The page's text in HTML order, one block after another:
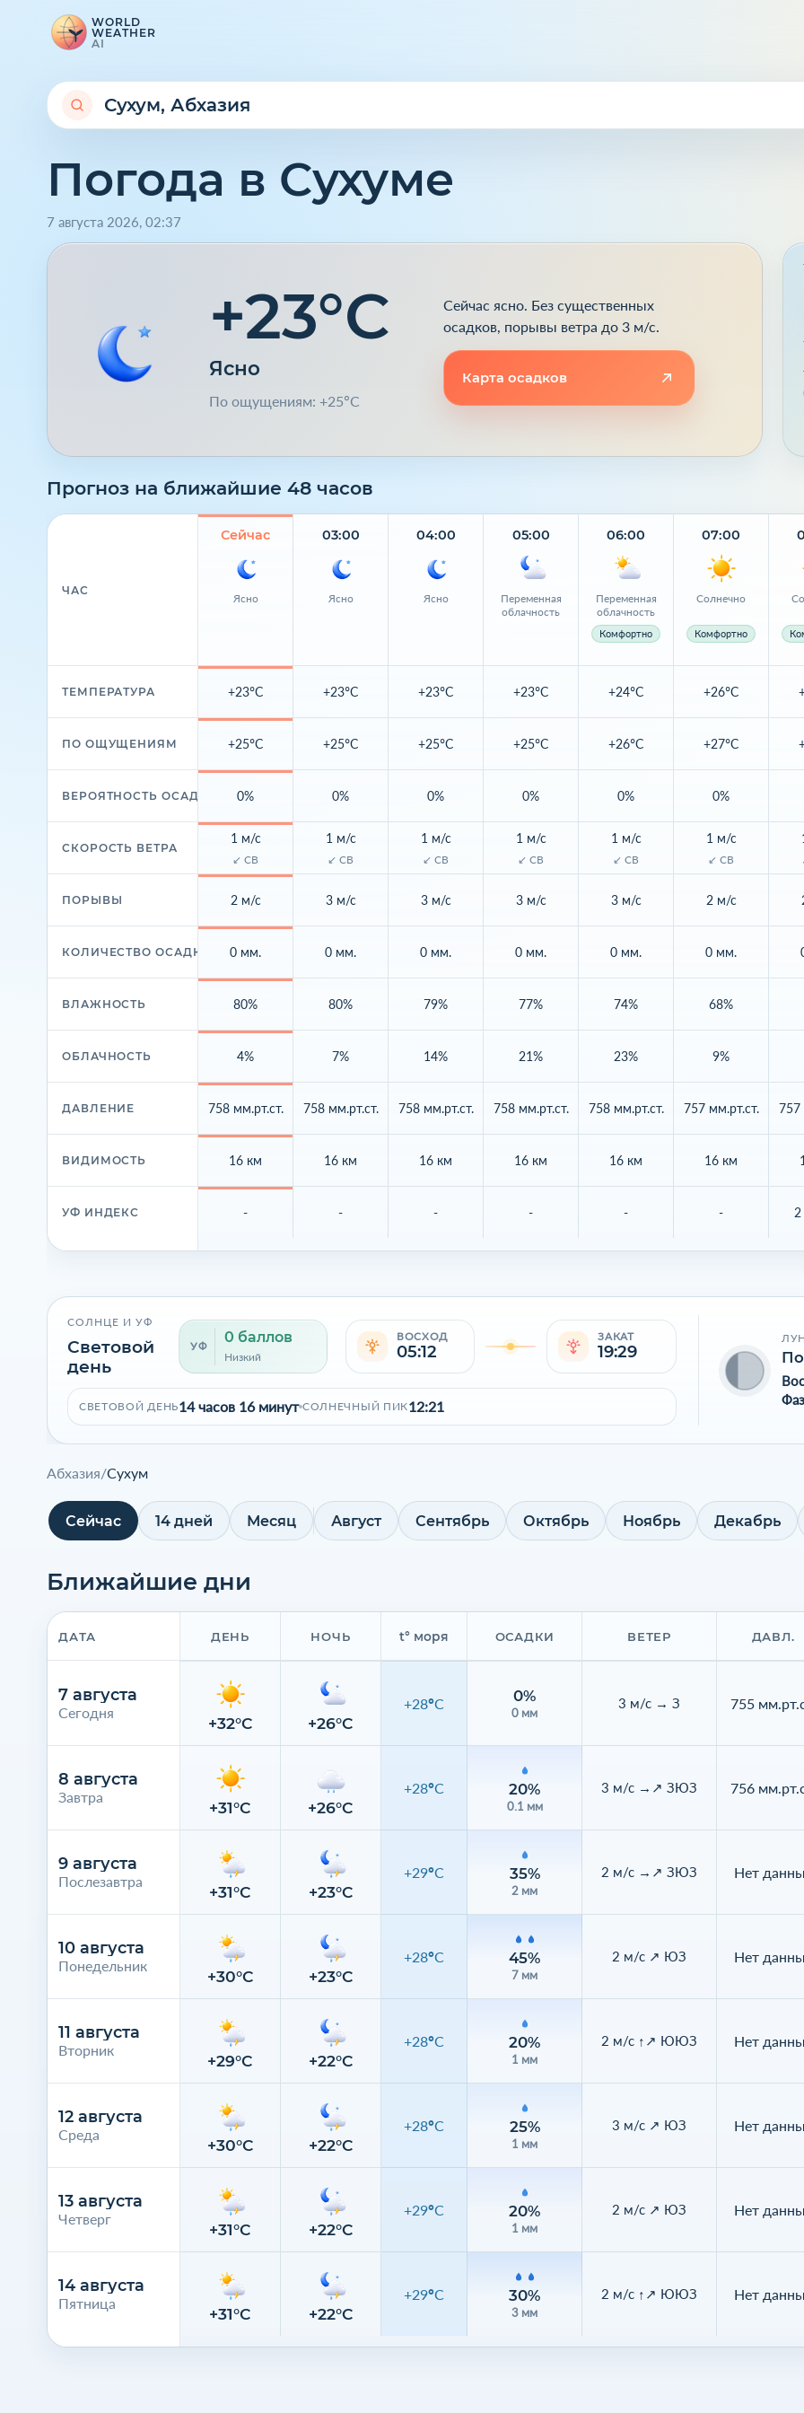
WORLD
WEATHER
AI
Погода в Сухуме
7 августа 2026, 02:37
+23°C
Ясно
По ощущениям: +25°C
Сейчас ясно. Без существенных
осадков, порывы ветра до 3 м/с.
Карта осадков
Прогноз на ближайшие 48 часов
ЧАС
ТЕМПЕРАТУРА
ПО ОЩУЩЕНИЯМ
ВЕРОЯТНОСТЬ ОСАДКОВ
СКОРОСТЬ ВЕТРА
ПОРЫВЫ
КОЛИЧЕСТВО ОСАДКОВ
ВЛАЖНОСТЬ
ОБЛАЧНОСТЬ
ДАВЛЕНИЕ
ВИДИМОСТЬ
УФ ИНДЕКС
Сейчас
Ясно
+23°C
+25°C
0%
1 м/с
↙ СВ
2 м/с
0 мм.
80%
4%
758 мм.рт.ст.
16 км
-
03:00
Ясно
+23°C
+25°C
0%
1 м/с
↙ СВ
3 м/с
0 мм.
80%
7%
758 мм.рт.ст.
16 км
-
04:00
Ясно
+23°C
+25°C
0%
1 м/с
↙ СВ
3 м/с
0 мм.
79%
14%
758 мм.рт.ст.
16 км
-
05:00
Переменная
облачность
+23°C
+25°C
0%
1 м/с
↙ СВ
3 м/с
0 мм.
77%
21%
758 мм.рт.ст.
16 км
-
06:00
Переменная
облачность
Комфортно
+24°C
+26°C
0%
1 м/с
↙ СВ
3 м/с
0 мм.
74%
23%
758 мм.рт.ст.
16 км
-
07:00
Солнечно
Комфортно
+26°C
+27°C
0%
1 м/с
↙ СВ
2 м/с
0 мм.
68%
9%
757 мм.рт.ст.
16 км
-
757
2
СОЛНЦЕ И УФ
Световой
день
УФ
0 баллов
Низкий
ВОСХОД
05:12
ЗАКАТ
19:29
СВЕТОВОЙ ДЕНЬ14 часов 16 минут СОЛНЕЧНЫЙ ПИК12:21
Абхазия/Сухум
Сейчас 14 дней Месяц Август Сентябрь Октябрь Ноябрь Декабрь
Ближайшие дни
ДАТА
7 августа
Сегодня
8 августа
Завтра
9 августа
Послезавтра
10 августа
Понедельник
11 августа
Вторник
12 августа
Среда
13 августа
Четверг
14 августа
Пятница
ДЕНЬ НОЧЬ t° моря ОСАДКИ ВЕТЕР ДАВЛ.
+32°C +26°C
+28°C 0%
0 мм
3 м/с → З 755
+31°C +26°C
+28°C 20%
0.1 мм
3 м/с →↗ ЗЮЗ 756
+31°C +23°C
+29°C 35%
2 мм
2 м/с →↗ ЗЮЗ Нет
+30°C +23°C
+28°C 45%
7 мм
2 м/с ↗ ЮЗ Нет
+29°C +22°C
+28°C 20%
1 мм
2 м/с ↑↗ ЮЮЗ Нет
+30°C +22°C
+28°C 25%
1 мм
3 м/с ↗ ЮЗ Нет
+31°C +22°C
+29°C 20%
1 мм
2 м/с ↗ ЮЗ Нет
+31°C +22°C
+29°C 30%
3 мм
2 м/с ↑↗ ЮЮЗ Нет